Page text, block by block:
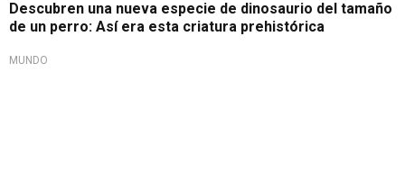
Descubren una nueva especie de dinosaurio del tamaño
de un perro: Así era esta criatura prehistórica
MUNDO